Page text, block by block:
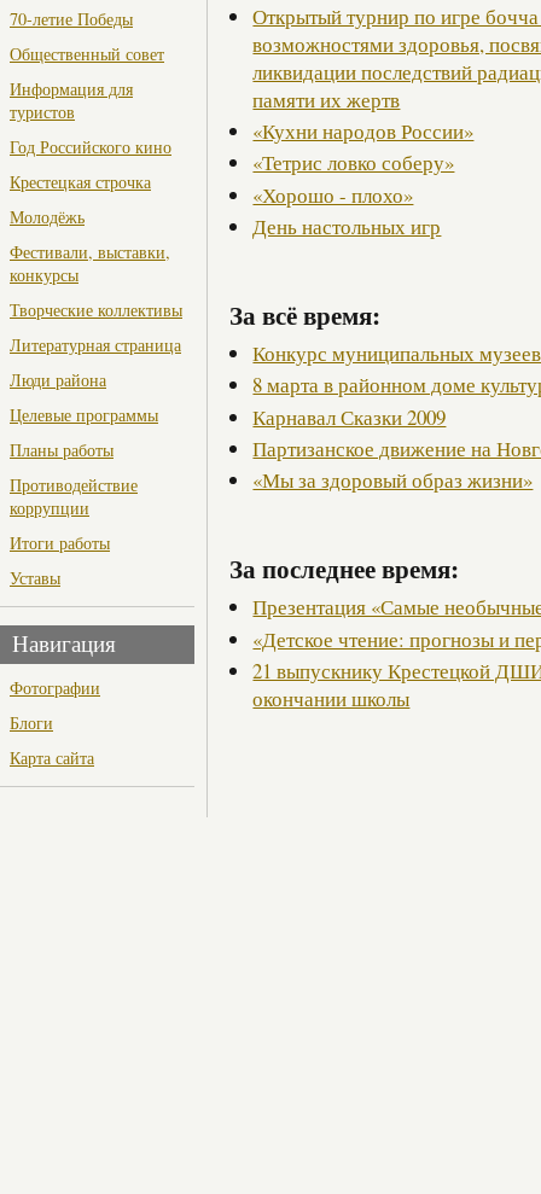
70-летие Победы
Общественный совет
Информация для
туристов
Год Российского кино
Крестецкая строчка
Молодёжь
Фестивали, выставки,
конкурсы
Творческие коллективы
Литературная страница
Люди района
Целевые программы
Планы работы
Противодействие
коррупции
Итоги работы
Уставы
Навигация
Фотографии
Блоги
Карта сайта
Открытый турнир по игре
возможностями здоровья,
ликвидации последствий
памяти их жертв
«Кухни народов России»
«Тетрис ловко соберу»
«Хорошо - плохо»
День настольных игр
За всё время:
Конкурс муниципальных музеев
8 марта в районном доме
Карнавал Сказки 2009
Партизанское движение на
«Мы за здоровый образ жизни»
За последнее время:
Презентация «Самые
«Детское чтение: прогнозы и
21 выпускнику Крестецкой
окончании школы